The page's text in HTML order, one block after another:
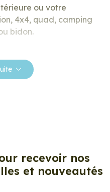
ou votre
4x4, quad, camping
bidon.
vous inspirer parmi
véhicule.
votre choix avec nos
recevoir nos
et nouveautés